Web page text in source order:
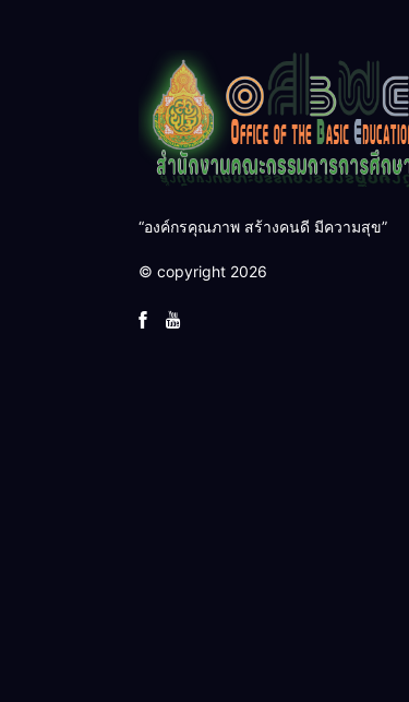
“องค์กรคุณภาพ สร้างคนดี มีความสุข”
© copyright 2026